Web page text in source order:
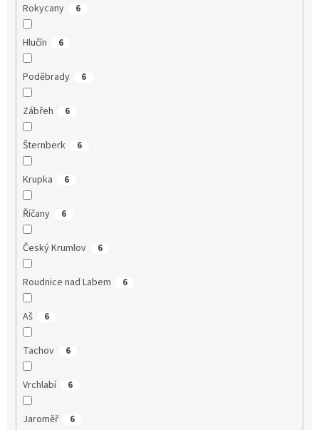
Rokycany 6
Hlučín 6
Poděbrady 6
Zábřeh 6
Šternberk 6
Krupka 6
Říčany 6
Český Krumlov 6
Roudnice nad Labem 6
Aš 6
Tachov 6
Vrchlabí 6
Jaroměř 6